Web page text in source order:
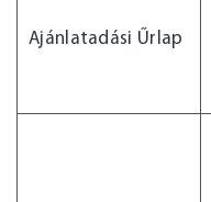
Ajánlatadási Űrlap